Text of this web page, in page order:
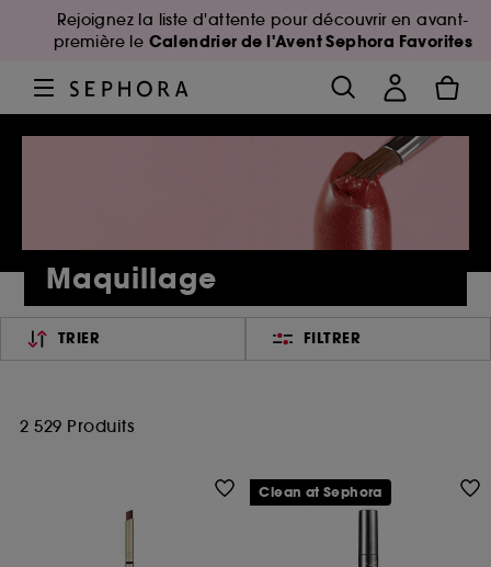
Rejoignez la liste d'attente pour découvrir en avant-
première le Calendrier de l'Avent Sephora Favorites
Maquillage
TRIER FILTRER
2 529 Produits
Clean at Sephora